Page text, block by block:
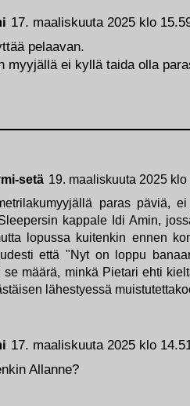
17. maaliskuuta 2025 klo
Allanne?
17. maaliskuuta 2025 klo
pelaavan.
myyjällä ei kyllä taida olla
setä 19. maaliskuuta 2025 klo
paras päviä,
kappale Idi Amin,
lopussa kuitenkin ennen
että "Nyt on loppu
se määrä, minkä Pietari ehti
lähestyessä